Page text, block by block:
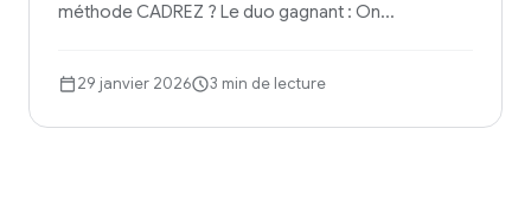
méthode CADREZ ? Le duo gagnant : On…
29 janvier 2026 3 min de lecture